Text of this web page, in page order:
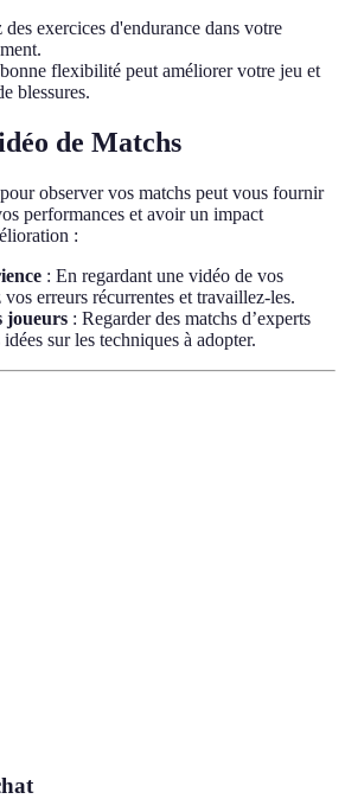
des exercices d'endurance dans votre
flexibilité peut améliorer votre jeu et
blessures.
de Matchs
observer vos matchs peut vous fournir
performances et avoir un impact
:
: En regardant une vidéo de vos
erreurs récurrentes et travaillez-les.
joueurs : Regarder des matchs d’experts
sur les techniques à adopter.